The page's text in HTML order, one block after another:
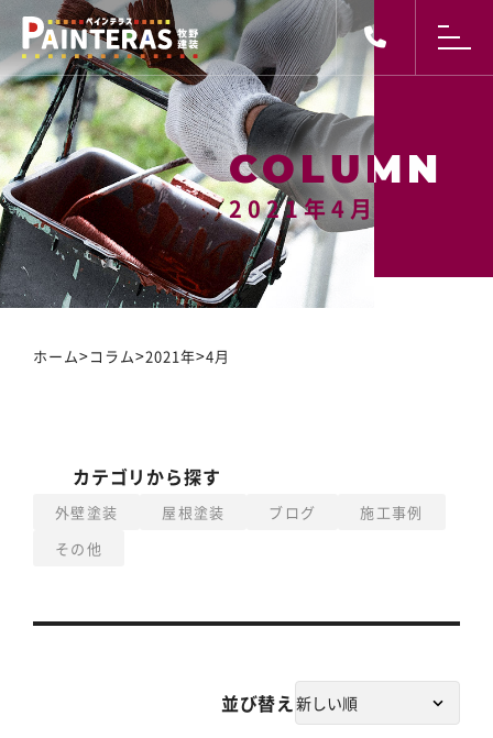
2021年4月
2021年4月
ホーム>コラム>2021年>4月
カテゴリから探す
外壁塗装 屋根塗装 ブログ
施工事例
その他
並び替え